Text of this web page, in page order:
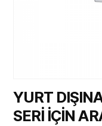
YURT
SERİ İÇİN